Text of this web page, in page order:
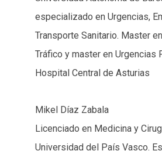
especializado en Urgencias,
Transporte Sanitario. Master
Tráfico y master en Urgencias
Hospital Central de Asturias
Mikel Díaz Zabala
Licenciado en Medicina y
Universidad del País Vasco.